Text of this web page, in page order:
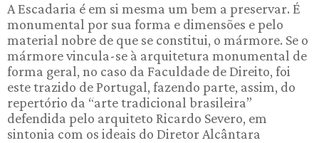
A Escadaria é em si mesma um bem a preservar. É
monumental por sua forma e dimensões e pelo
material nobre de que se constitui, o mármore. Se o
mármore vincula-se à arquitetura monumental de
forma geral, no caso da Faculdade de Direito, foi
este trazido de Portugal, fazendo parte, assim, do
repertório da “arte tradicional brasileira”
defendida pelo arquiteto Ricardo Severo, em
sintonia com os ideais do Diretor Alcântara